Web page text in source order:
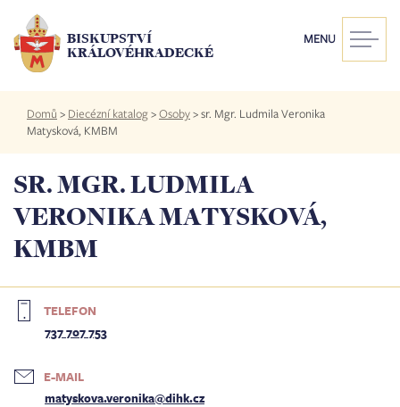
hlavnímu
obsahu
BISKUPSTVÍ
KRÁLOVÉHRADECKÉ
MENU
Drobečková
navigace
Domů > Diecézní katalog>Osoby>sr. Mgr. Ludmila Veronika
Matysková, KMBM
SR. MGR. LUDMILA
VERONIKA MATYSKOVÁ,
KMBM
TELEFON
737 707 753
E-MAIL
matyskova.veronika@dihk.cz